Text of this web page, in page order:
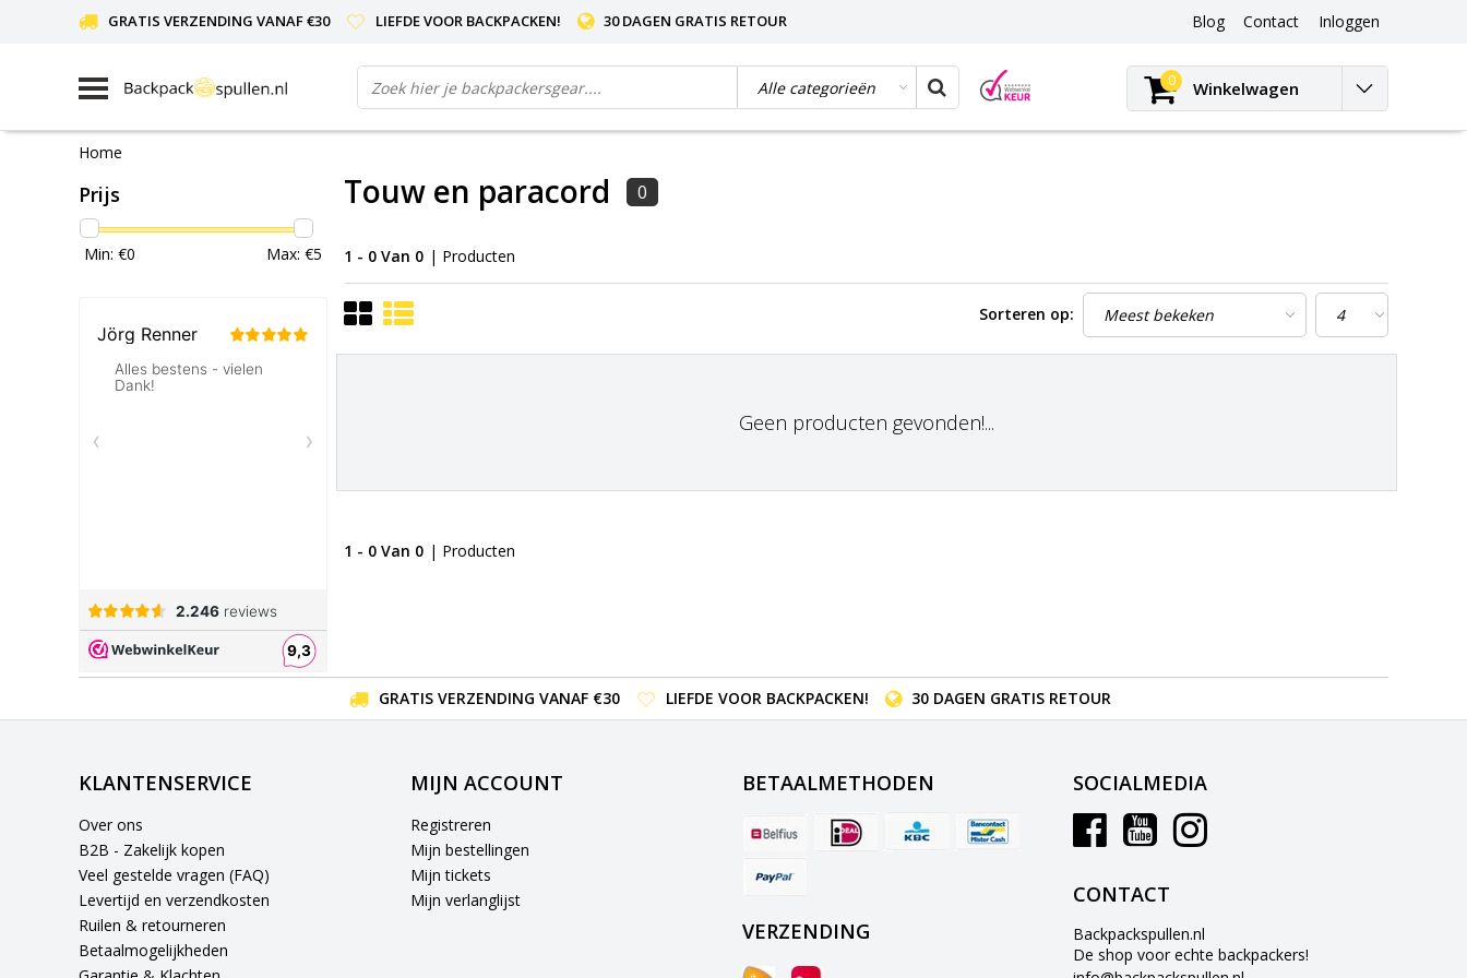
GRATIS VERZENDING VANAF €30 LIEFDE VOOR BACKPACKEN! 30 DAGEN GRATIS RETOUR Blog
Blog
Contact Inloggen
0 Winkelwagen
Home
Prijs
Min: €0 Max: €5
Touw en paracord 0
1 - 0 Van 0 | Producten
Sorteren op:
Geen producten gevonden!...
1 - 0 Van 0 | Producten
GRATIS VERZENDING VANAF €30 LIEFDE VOOR BACKPACKEN! 30 DAGEN GRATIS RETOUR
KLANTENSERVICE
Over ons
B2B - Zakelijk kopen
Veel gestelde vragen (FAQ)
Levertijd en verzendkosten
Ruilen & retourneren
Betaalmogelijkheden
MIJN ACCOUNT
Registreren
Mijn bestellingen
Mijn tickets
Mijn verlanglijst
BETAALMETHODEN
VERZENDING
SOCIALMEDIA
CONTACT
Backpackspullen.nl
De shop voor echte backpackers!